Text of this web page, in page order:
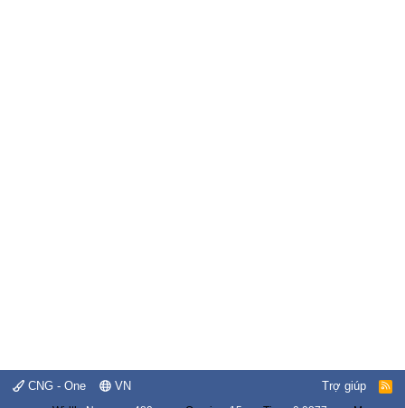
CNG - One VN Trợ giúp
R